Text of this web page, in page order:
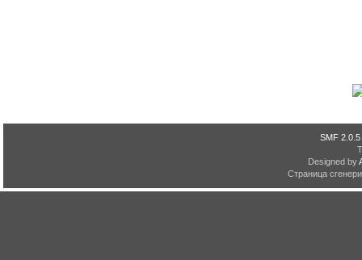
SMF 2.0.5
Designed by
Страница